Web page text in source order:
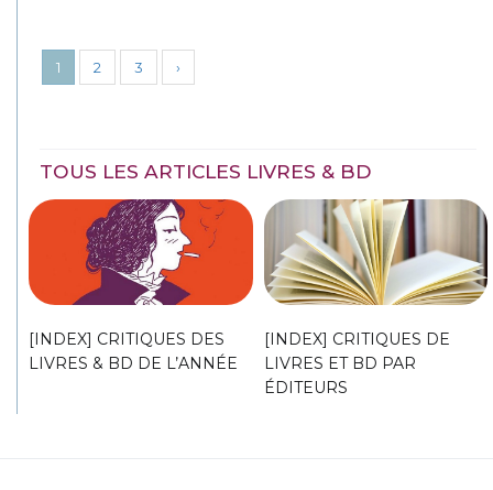
1 2 3 ›
TOUS LES ARTICLES LIVRES & BD
[INDEX] CRITIQUES DES
LIVRES & BD DE L’ANNÉE
[INDEX] CRITIQUES DE
LIVRES ET BD PAR
ÉDITEURS